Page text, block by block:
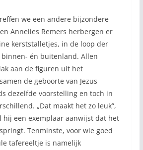
we een andere bijzondere
Annelies Remers herbergen er
kerststalletjes, in de loop der
én buitenland. Allen
aan de figuren uit het
de geboorte van Jezus
dezelfde voorstelling en toch in
„Dat maakt het zo leuk”,
hij een exemplaar aanwijst dat het
Tenminste, voor wie goed
tafereeltje is namelijk